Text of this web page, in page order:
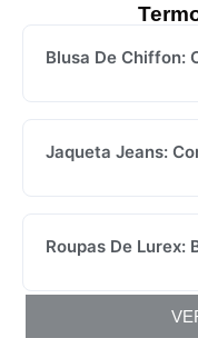
Blusa De Chiffon:
Jaqueta Jeans:
Roupas De Lurex: